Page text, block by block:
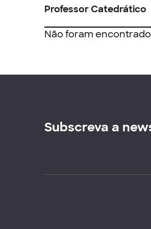
Professor Catedrático
Não foram
Subscreva a